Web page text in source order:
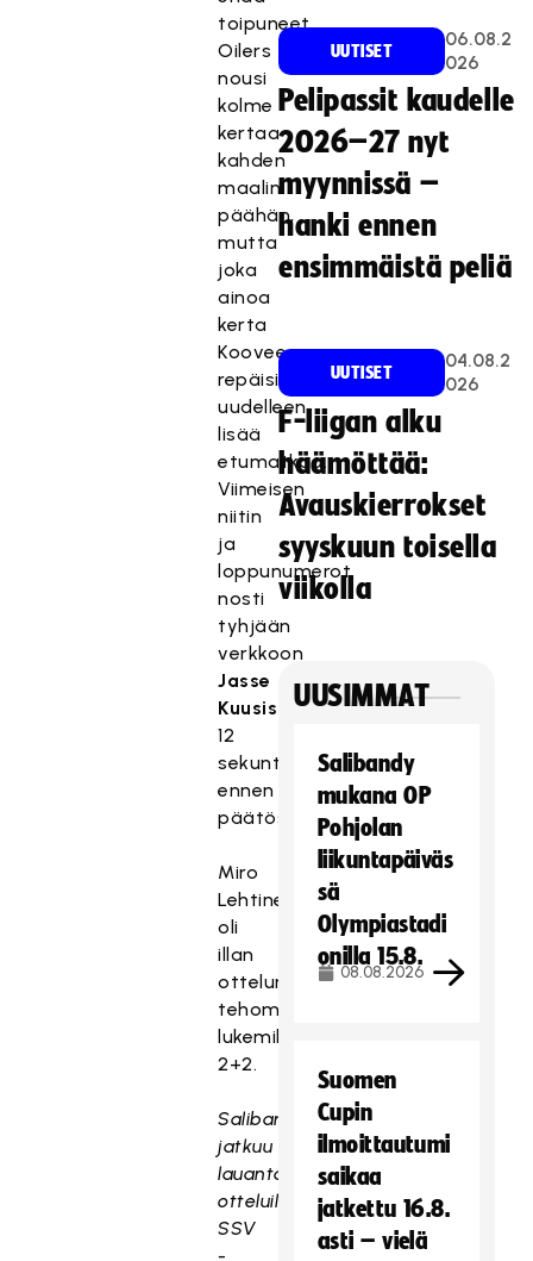
toipuneet.
Oilers
nousi
kolme
kertaa
kahden
maalin
päähän,
mutta
joka
ainoa
kerta
Koovee
repäisi
uudelleen
lisää
etumatkaa.
Viimeisen
niitin
ja
loppunumerot
nosti
tyhjään
verkkoon
Jasse
Kuusisto
12
sekuntia
ennen
päätössummeria.
Miro
Lehtinen
oli
illan
ottelun
tehomies
lukemillaan
2+2.
Salibandyliiga
jatkuu
lauantaina
otteluilla
SSV
-
UUTISET
06.08.2
026
Pelipassit kaudelle
2026–27 nyt
myynnissä –
hanki ennen
ensimmäistä peliä
UUTISET
04.08.2
026
F-liigan alku
häämöttää:
Avauskierrokset
syyskuun toisella
viikolla
UUSIMMAT
Salibandy
mukana OP
Pohjolan
liikuntapäiväs
sä
Olympiastadi
onilla 15.8.
08.08.2026
Suomen
Cupin
ilmoittautumi
saikaa
jatkettu 16.8.
asti – vielä